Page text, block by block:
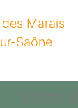
Votre